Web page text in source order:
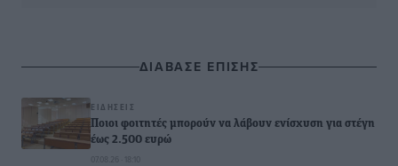
ΔΙΑΒΑΣΕ ΕΠΙΣΗΣ
ΕΙΔΉΣΕΙΣ
Ποιοι φοιτητές μπορούν να λάβουν ενίσχυση για στέγη
έως 2.500 ευρώ
07.08.26 · 18:10